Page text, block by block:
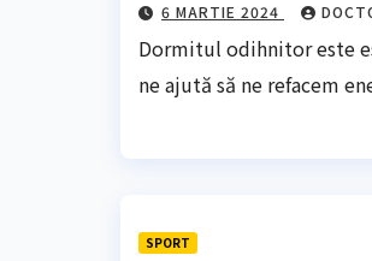
6 MARTIE 2024
Dormitul odihnitor este
ne ajută să ne refacem
SPORT